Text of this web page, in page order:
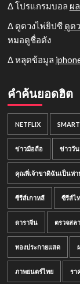
Δ โปรแกรมบอล ผ
Δ ดูดวงไพ่ยิปซี ดูด
หมอดูชื่อดัง
Δ หลุดข้อมูล
คำค้นยอดฮิต
NETFLIX
ข่าวมือถือ ข่าววั
คุณพี่เจ้าขาดิฉันเป็นห่า
ซีรีส์เกาหลี ซีรีส์ไ
ดาราจีน ตรวจสล
ทองประกายแสด
ภาพยนตร์ไทย รา